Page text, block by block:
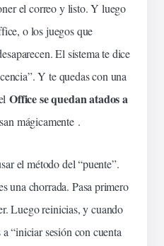
el correo y listo. Y luego
o losjuegosque
El sistema te dice
Y te quedas con una
Office sequedanatados a
mágicamente .
el método del “puente”.
una chorrada. Pasa primero
Luego reinicias, y cuando
“iniciar sesión con cuenta